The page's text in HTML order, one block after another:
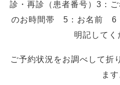
診・再診（患者番号）3：
のお時間帯 5：お名前 6
明記してく
ご予約状況をお調べして折
ます